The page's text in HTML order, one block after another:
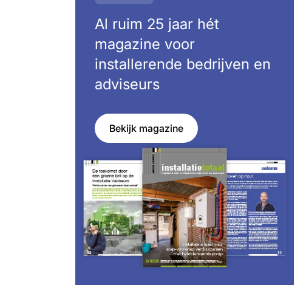
Al ruim 25 jaar hét
magazine voor
installerende bedrijven en
adviseurs
Bekijk magazine